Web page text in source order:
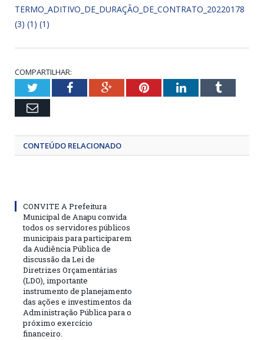
TERMO_ADITIVO_DE_DURAÇÃO_DE_CONTRATO_20220178
(3) (1) (1)
COMPARTILHAR:
TwitterFacebookGoogle+PinterestLinkedInTumblr
Email
CONTEÚDO RELACIONADO
CONVITE A Prefeitura
Municipal de Anapu convida
todos os servidores públicos
municipais para participarem
da Audiência Pública de
discussão da Lei de
Diretrizes Orçamentárias
(LDO), importante
instrumento de planejamento
das ações e investimentos da
Administração Pública para o
próximo exercício
financeiro.